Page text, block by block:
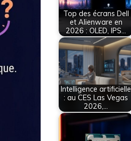
Top des écrans Dell
et Alienware en
2026 : OLED, IPS…
Intelligence artificielle
: au CES Las Vegas
2026,…